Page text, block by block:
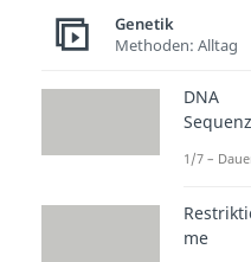
Prozess,
DNA
Du
Beim
dieExons
Genetik
Methoden: Alltag
DNA
1/7 –
me